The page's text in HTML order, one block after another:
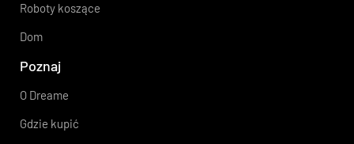
Roboty koszące
Dom
Poznaj
O Dreame
Gdzie kupić